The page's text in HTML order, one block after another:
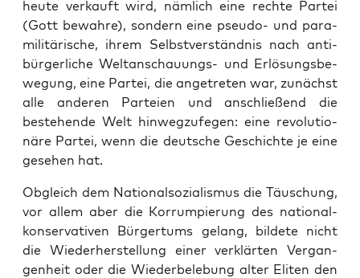
heu­te ver­kauft wird, näm­lich eine rech­te Par­tei
(Gott bewah­re), son­dern eine pseu­do- und para­
mi­li­tä­ri­sche, ihrem Selbst­ver­ständ­nis nach anti­
bür­ger­li­che Welt­an­schau­ungs- und Erlö­sungs­be­
we­gung, eine Par­tei, die ange­tre­ten war, zunächst
alle ande­ren Par­tei­en und anschlie­ßend die
bestehen­de Welt hin­weg­zu­fe­gen: eine revo­lu­tio­
nä­re Par­tei, wenn die deut­sche Geschich­te je eine
gese­hen hat.
Obgleich dem Natio­nal­so­zia­lis­mus die Täu­schung,
vor allem aber die Kor­rum­pie­rung des natio­nal­
kon­ser­va­ti­ven Bür­ger­tums gelang, bil­de­te nicht
die Wie­der­her­stel­lung einer ver­klär­ten Ver­gan­
gen­heit oder die Wie­der­be­le­bung alter Eli­ten den